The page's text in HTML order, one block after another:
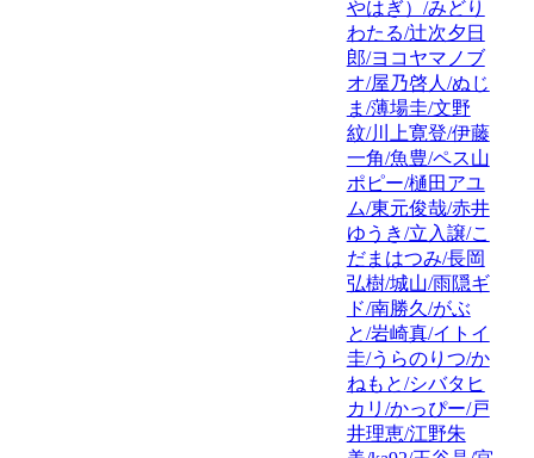
やはぎ）/みどり
わたる/辻次夕日
郎/ヨコヤマノブ
オ/屋乃啓人/ぬじ
ま/薄場圭/文野
紋/川上寛登/伊藤
一角/魚豊/ペス山
ポピー/樋田アユ
ム/東元俊哉/赤井
ゆうき/立入譲/こ
だまはつみ/長岡
弘樹/城山/雨隠ギ
ド/南勝久/がぶ
と/岩崎真/イトイ
圭/うらのりつ/か
ねもと/シバタヒ
カリ/かっぴー/戸
井理恵/江野朱